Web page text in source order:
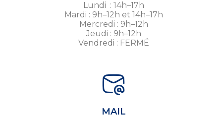
Lundi : 14h–17h
Mardi : 9h–12h et 14h–17h
Mercredi : 9h–12h
Jeudi : 9h–12h
Vendredi : FERMÉ
MAIL